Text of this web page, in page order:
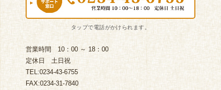
営業時間 10：00 ～ 18：00
定休日 土日祝
TEL:0234-43-6755
FAX:0234-31-7840